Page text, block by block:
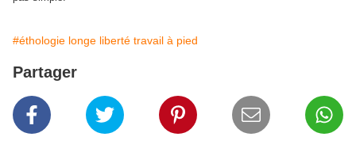
#éthologie longe liberté travail à pied
Partager